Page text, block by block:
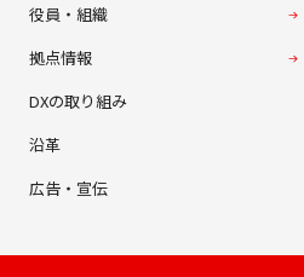
役員・組織
拠点情報
DXの取り組み
沿革
広告・宣伝